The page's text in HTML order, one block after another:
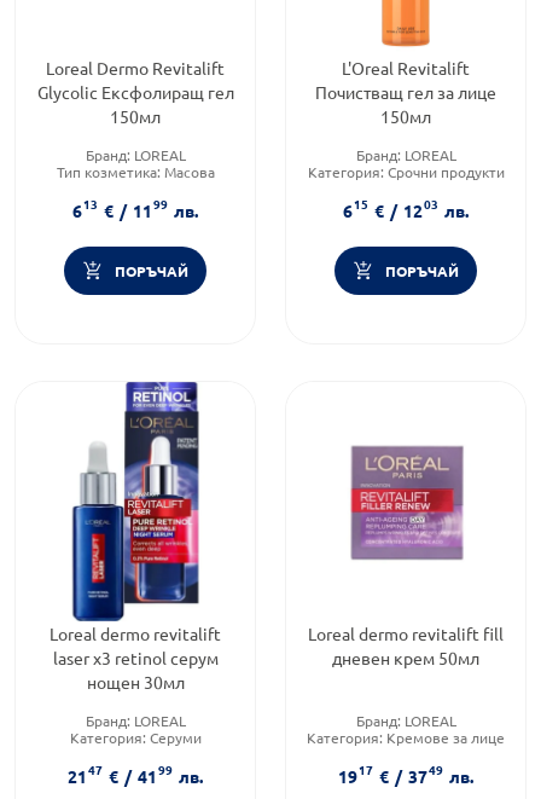
Loreal Dermo Revitalift
Glycolic Ексфолиращ гел
150мл
Бранд: LOREAL
Тип козметика: Масова
Форма на продукта:гел
613 € / 1199 лв.
ПОРЪЧАЙ
L'Oreal Revitalift
Почистващ гел за лице
150мл
Бранд: LOREAL
Категория: Срочни продукти
615 € / 1203 лв.
ПОРЪЧАЙ
Loreal dermo revitalift
laser x3 retinol серум
нощен 30мл
Бранд: LOREAL
Категория: Серуми
2147 € / 4199 лв.
Loreal dermo revitalift fill
дневен крем 50мл
Бранд: LOREAL
Категория: Кремове за лице
козметика
1917 € / 3749 лв.